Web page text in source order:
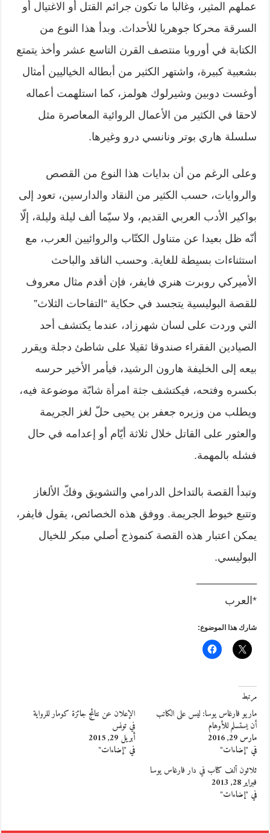
عملهم المثير، وغالبا ما تكون جرائم القتل أو الاغتيال أو
السرقة محركا جوهريا للأحداث. وبدأ هذا النوع من
الكتابة في أوروبا منتصف القرن التاسع عشر وأخذ يتمتع
بشعبية كبيرة، واشتهر الكثير من أبطاله الخياليين أمثال
أوغست دوبين وشيرلوك هولمز، كما استلهمت أعماله
لاحقا في الكثير من الأعمال الروائية المعاصرة مثل
سلسلة هاري بوتر ونانسي درو وغيرها.
وعلى الرغم من أن بدايات هذا النوع من القصص
والروايات، حسب الكثير من النقاد والدارسين، تعود إلى
بواكير الأدب العربي القديم، ولا سيّما ألف ليلة وليلة، إلّا
أنّه ظل بعيدا عن متناول الكتّاب والروائيين العرب، مع
استثناءات بسيطة للغاية. وحسب الناقد والباحث
الأميركي روبرت هنري فايفر، فإن أقدم مثال معروف
للقصة البوليسية يتجسد في حكاية “التفاحات الثلاث”
التي وردت على لسان شهرزاد، عندما يكتشف أحد
الصيادين الفقراء صندوقا ثقيلا على شاطئ دجلة ويقرر
بيعه إلى الخليفة هارون الرشيد، فيأمر الأخير حرسه
بكسره وفتحه، فيكتشف جثة امرأة شابّة موضوعة فيه،
ويطلب من وزيره جعفر بن يحيى حلّ لغز الجريمة
والعثور على القاتل خلال ثلاثة أيّام أو إعدامه في حال
فشله بالمهمة.
وتبدأ القصة بالتداخل الدرامي والتشويق وفكّ الألغاز
وتتبع خيوط الجريمة. ووفق هذه الخصائص، يقول فايفر،
يمكن اعتبار هذه القصة كنموذج أصلي مبكر للخيال
البوليسي.
*العرب
شارك هذا الموضوع:
مرتبط
ماريو فارغاس يوسا: ليس على الكاتب
أن يستسلم للأوهام
مارس 29, 2016
في "إضاءات"
الإعلان عن نتائج جائزة كومار للرواية
في تونس
أبريل 29, 2015
في "إضاءات"
ثلاثون ألف كتاب في دار فارغاس يوسا
فبراير 28, 2013
في "إضاءات"